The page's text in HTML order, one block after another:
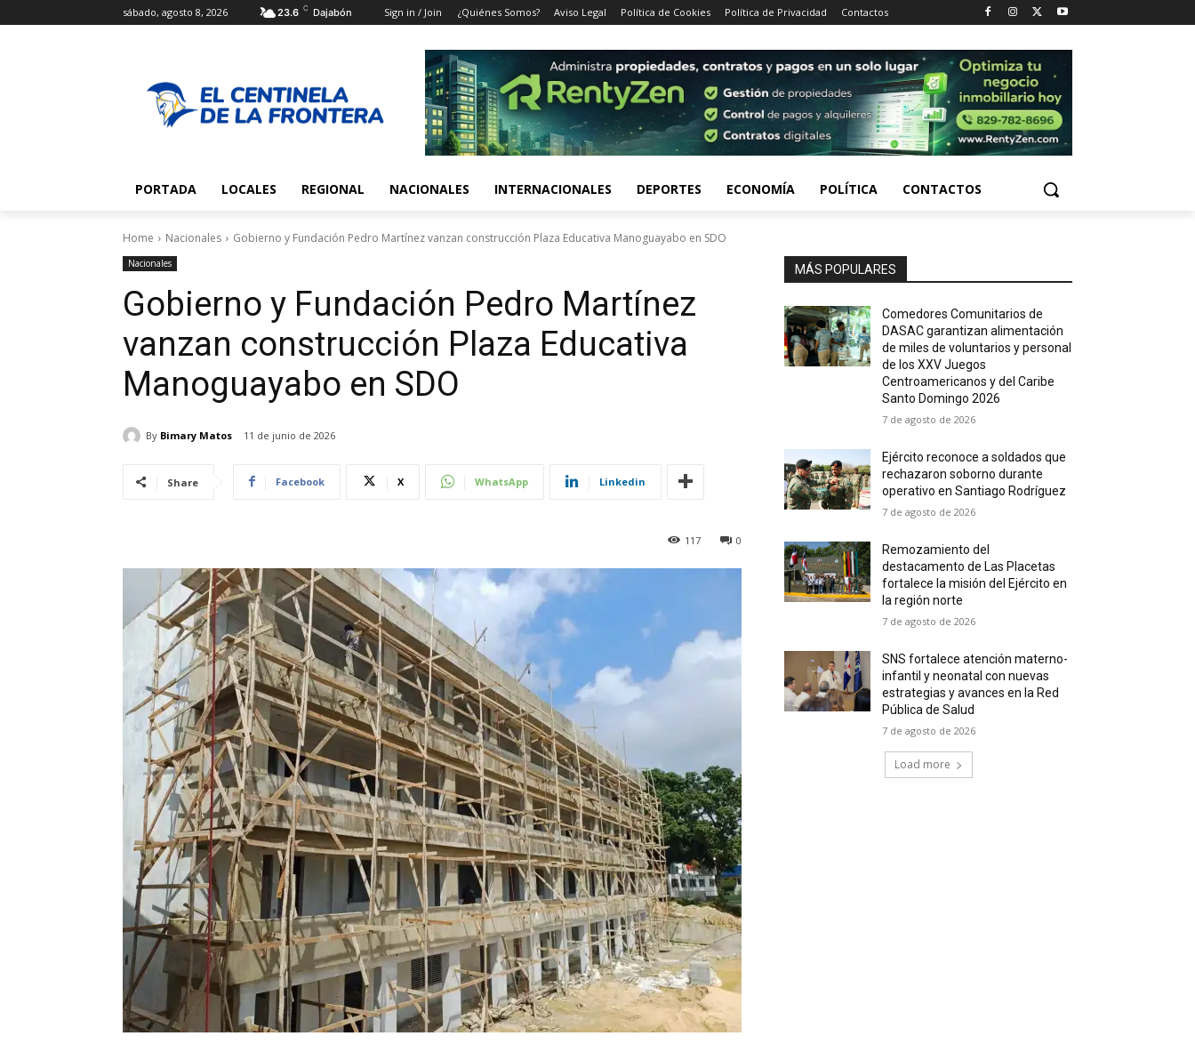
sábado, agosto 8, 2026 23.6 C Dajabón Sign in / Join ¿Quiénes Somos? Aviso Legal Política de Cookies Política de Privacidad Contactos
PORTADA LOCALES REGIONAL NACIONALES INTERNACIONALES DEPORTES ECONOMÍA POLÍTICA CONTACTOS
Home Nacionales Gobierno y Fundación Pedro Martínez vanzan construcción Plaza Educativa Manoguayabo en SDO
Nacionales
Gobierno y Fundación Pedro Martínez
vanzan construcción Plaza Educativa
Manoguayabo en SDO
By Bimary Matos 11 de junio de 2026
Share Facebook X WhatsApp Linkedin
0
117
MÁS POPULARES
Comedores Comunitarios de
DASAC garantizan alimentación
de miles de voluntarios y personal
de los XXV Juegos
Centroamericanos y del Caribe
Santo Domingo 2026
7 de agosto de 2026
Ejército reconoce a soldados que
rechazaron soborno durante
operativo en Santiago Rodríguez
7 de agosto de 2026
Remozamiento del
destacamento de Las Placetas
fortalece la misión del Ejército en
la región norte
7 de agosto de 2026
SNS fortalece atención materno-
infantil y neonatal con nuevas
estrategias y avances en la Red
Pública de Salud
7 de agosto de 2026
Load more